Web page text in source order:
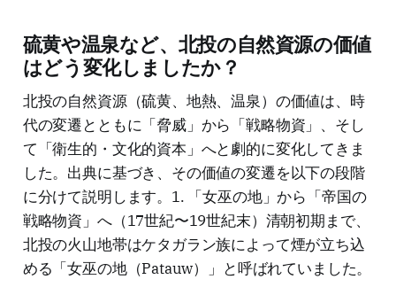
硫黄や温泉など、北投の自然資源の価値
はどう変化しましたか？
北投の自然資源（硫黄、地熱、温泉）の価値は、時
代の変遷とともに「脅威」から「戦略物資」、そし
て「衛生的・文化的資本」へと劇的に変化してきま
した。出典に基づき、その価値の変遷を以下の段階
に分けて説明します。1. 「女巫の地」から「帝国の
戦略物資」へ（17世紀〜19世紀末）清朝初期まで、
北投の火山地帯はケタガラン族によって煙が立ち込
める「女巫の地（Patauw）」と呼ばれていました。